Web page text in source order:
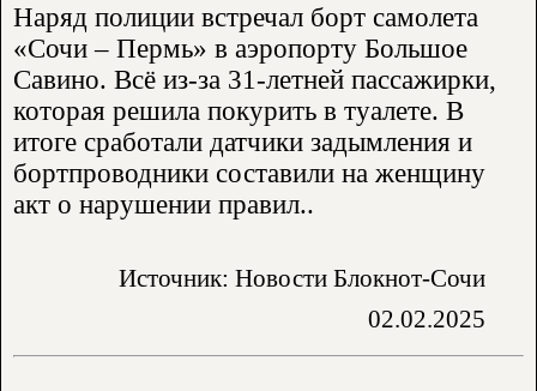
Наряд полиции встречал борт самолета
«Сочи – Пермь» в аэропорту Большое
Савино. Всё из-за 31-летней пассажирки,
которая решила покурить в туалете. В
итоге сработали датчики задымления и
бортпроводники составили на женщину
акт о нарушении правил..
Источник: Новости Блокнот-Сочи
02.02.2025